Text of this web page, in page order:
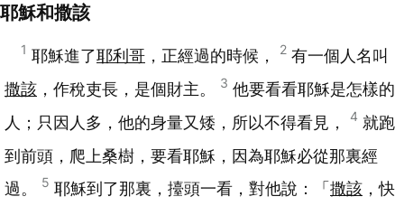
耶穌和撒該
1 耶穌進了耶利哥 ，正經過的時候， 2 有一個人名叫
撒該 ，作稅吏長，是個財主。 3 他要看看耶穌是怎樣的
人；只因人多，他的身量又矮，所以不得看見，
4 就跑
到前頭，爬上桑樹，要看耶穌，因為耶穌必從那裏經
過。
5 耶穌到了那裏，擡頭一看，對他說：「 撒該 ，快